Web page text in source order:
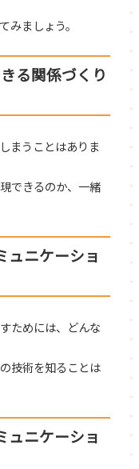
みましょう。
る関係づくり
まうことはありま
できるのか、一緒
ニケーショ
ためには、どんな
技術を知ることは
ニケーショ